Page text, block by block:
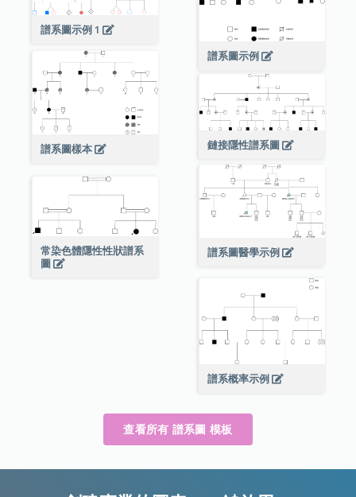
譜系圖示例 1
譜系圖示例
譜系圖樣本 鏈接隱性譜系圖
譜系圖醫學示例
常染色體隱性性狀譜系
圖
譜系概率示例
查看所有 譜系圖 模板